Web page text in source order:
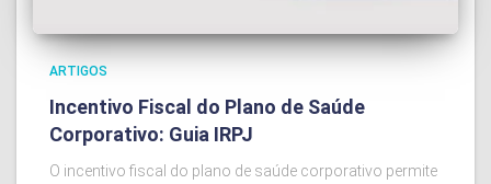
ARTIGOS
Incentivo Fiscal do Plano de Saúde
Corporativo: Guia IRPJ
O incentivo fiscal do plano de saúde corporativo permite